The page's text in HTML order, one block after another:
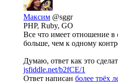
Максим @sggr
PHP, Ruby, GO
Все что имеет отношение
больше, чем к одному
Думаю, ответ как это
jsfiddle.net/b2fCE/1
Ответ написан более трёх